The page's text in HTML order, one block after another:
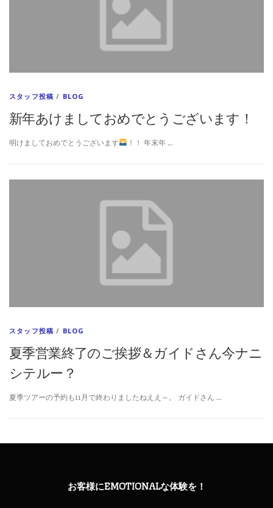
スタッフ投稿 / BLOG
新年あけましておめでとうございます！
明けましておめでとうございます ！！ 年末年 …
スタッフ投稿 / BLOG
夏季営業終了のご挨拶＆ガイドさん今ナニ
シテルー？
夏季ツアーの予約も11月で終わりましたねええ～。 ガイドさん …
お客様にEMOTIONALな体験を！